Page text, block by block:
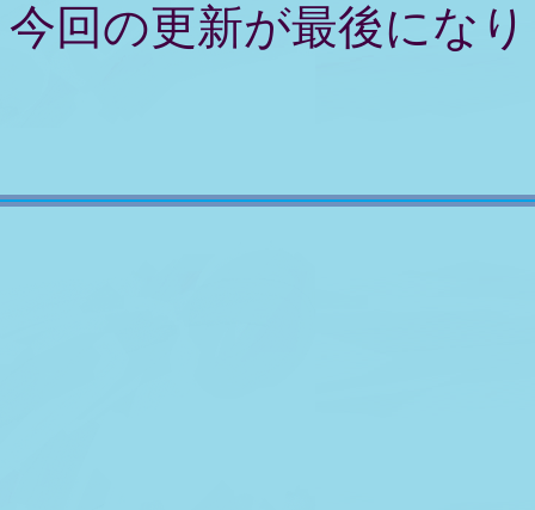
今回の更新が最後にな